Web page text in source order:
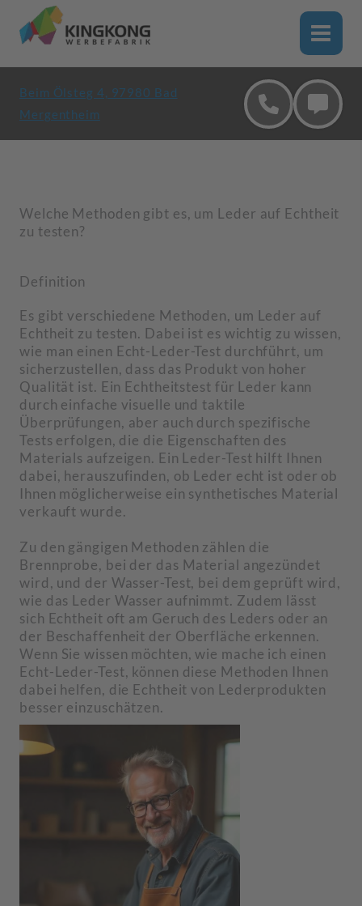
Inhalt
springen
Beim Ölsteg 4, 97980 Bad
Mergentheim
Welche Methoden gibt es, um Leder auf Echtheit
zu testen?
Definition
Es gibt verschiedene Methoden, um Leder auf
Echtheit zu testen. Dabei ist es wichtig zu wissen,
wie man einen Echt-Leder-Test durchführt, um
sicherzustellen, dass das Produkt von hoher
Qualität ist. Ein Echtheitstest für Leder kann
durch einfache visuelle und taktile
Überprüfungen, aber auch durch spezifische
Tests erfolgen, die die Eigenschaften des
Materials aufzeigen. Ein Leder-Test hilft Ihnen
dabei, herauszufinden, ob Leder echt ist oder ob
Ihnen möglicherweise ein synthetisches Material
verkauft wurde.
Zu den gängigen Methoden zählen die
Brennprobe, bei der das Material angezündet
wird, und der Wasser-Test, bei dem geprüft wird,
wie das Leder Wasser aufnimmt. Zudem lässt
sich Echtheit oft am Geruch des Leders oder an
der Beschaffenheit der Oberfläche erkennen.
Wenn Sie wissen möchten, wie mache ich einen
Echt-Leder-Test, können diese Methoden Ihnen
dabei helfen, die Echtheit von Lederprodukten
besser einzuschätzen.